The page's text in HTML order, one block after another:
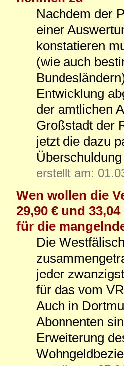
Nachdem der
einer
konstatieren
(wie auch
Entwicklung
der amtlichen
Großstadt der
jetzt die dazu
erstellt am:
Wen wollen die
29,90 € und
für die
Die
jeder
für das vom
Auch in
Abonnenten
Erweiterung